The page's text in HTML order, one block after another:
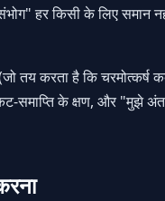
हर किसी के लिए समान
तय करता है कि
समाप्ति के क्षण, और "मुझे